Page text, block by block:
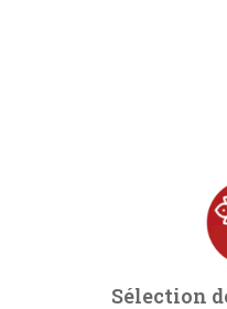
Sélection